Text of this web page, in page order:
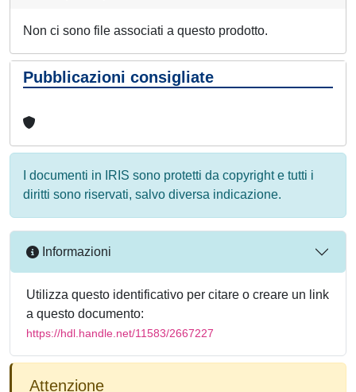
Non ci sono file associati a questo prodotto.
Pubblicazioni consigliate
I documenti in IRIS sono protetti da copyright e tutti i
diritti sono riservati, salvo diversa indicazione.
Informazioni
Utilizza questo identificativo per citare o creare un link
a questo documento:
https://hdl.handle.net/11583/2667227
Attenzione